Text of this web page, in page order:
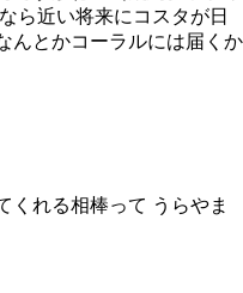
ら近い将来にコスタが日
んとかコーラルには届くか
くれる相棒って うらやま